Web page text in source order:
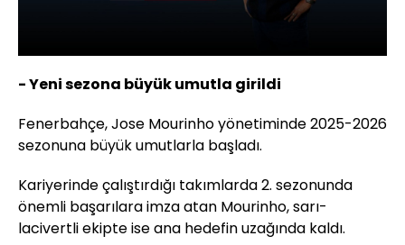
- Yeni sezona büyük umutla girildi
Fenerbahçe, Jose Mourinho yönetiminde 2025-2026
sezonuna büyük umutlarla başladı.
Kariyerinde çalıştırdığı takımlarda 2. sezonunda
önemli başarılara imza atan Mourinho, sarı-
lacivertli ekipte ise ana hedefin uzağında kaldı.